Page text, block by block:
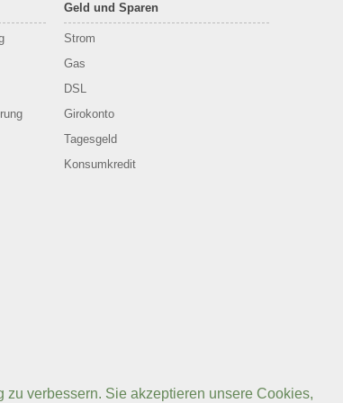
Geld und Sparen
Strom
Gas
DSL
Girokonto
Tagesgeld
Konsumkredit
verbessern. Sie akzeptieren unsere Cookies,